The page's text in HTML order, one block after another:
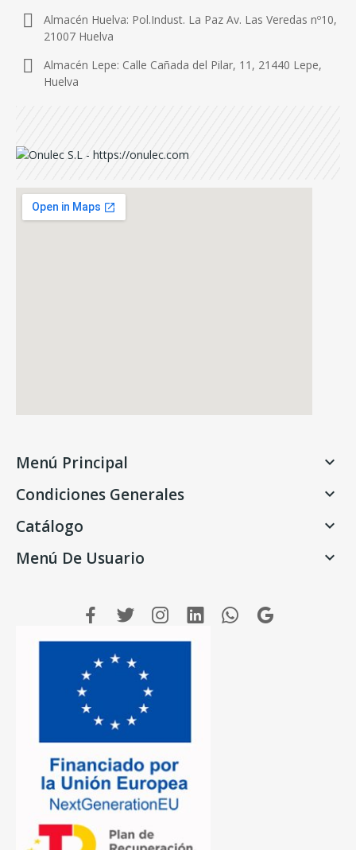
Almacén Huelva: Pol.Indust. La Paz Av. Las Veredas nº10,
21007 Huelva
Almacén Lepe: Calle Cañada del Pilar, 11, 21440 Lepe,
Huelva
Menú Principal 
Condiciones Generales 
Catálogo 
Menú De Usuario 